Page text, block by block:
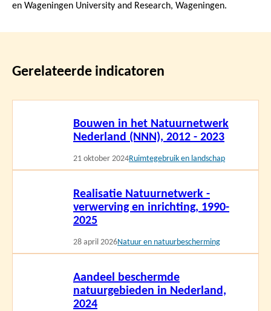
en Wageningen University and Research, Wageningen.
Gerelateerde indicatoren
Bouwen in het Natuurnetwerk
Nederland (NNN), 2012 - 2023
21 oktober 2024Ruimtegebruik en landschap
Realisatie Natuurnetwerk -
verwerving en inrichting, 1990-
2025
28 april 2026Natuur en natuurbescherming
Aandeel beschermde
natuurgebieden in Nederland,
2024